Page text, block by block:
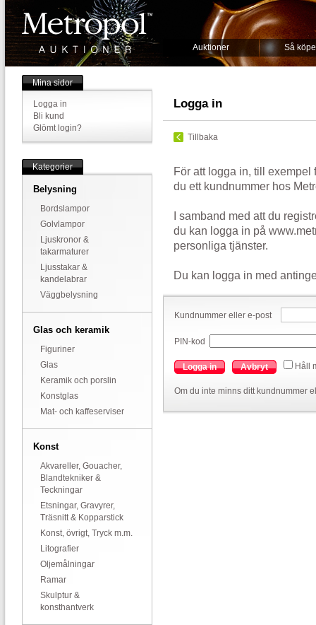
Auktioner Så
Mina sidor
Logga in
Bli kund
Glömt login?
Kategorier
Belysning
Bordslampor
Golvlampor
Ljuskronor &
takarmaturer
Ljusstakar &
kandelabrar
Väggbelysning
Glas och keramik
Figuriner
Glas
Keramik och porslin
Konstglas
Mat- och kaffeserviser
Konst
Akvareller, Gouacher,
Blandtekniker &
Teckningar
Etsningar, Gravyrer,
Träsnitt & Kopparstick
Konst, övrigt, Tryck m.m.
Litografier
Oljemålningar
Ramar
Skulptur &
konsthantverk
Logga in
Tillbaka
För att logga in, till exempel
du ett kundnummer hos
I samband med att du
du kan logga in på
personliga tjänster.
Du kan logga in med
Kundnummer eller e-post
PIN-kod
Logga in Avbryt Håll
Om du inte minns ditt kundnummer